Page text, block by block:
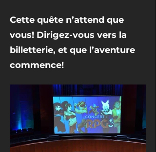
Cette quête n’attend que
vous! Dirigez-vous vers la
billetterie, et que l’aventure
commence!